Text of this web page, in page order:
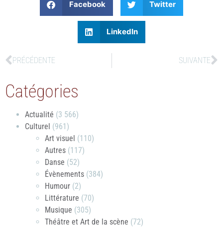
Facebook Twitter
LinkedIn
PRÉCÉDENTE SUIVANTE
Catégories
Actualité (3 566)
Culturel (961)
Art visuel (110)
Autres (117)
Danse (52)
Évènements (384)
Humour (2)
Littérature (70)
Musique (305)
Théâtre et Art de la scène (72)